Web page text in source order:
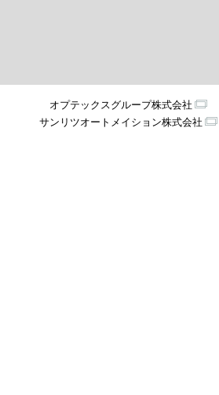
オプテックスグループ株式会社
サンリツオートメイション株式会社